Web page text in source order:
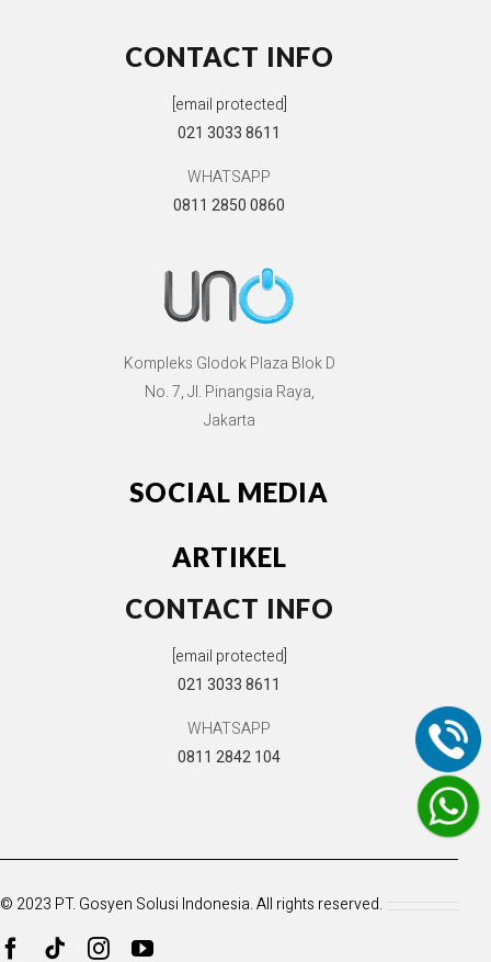
CONTACT INFO
[email protected]
021 3033 8611
WHATSAPP
0811 2850 0860
Kompleks Glodok Plaza Blok D
No. 7, Jl. Pinangsia Raya,
Jakarta
SOCIAL MEDIA
ARTIKEL
CONTACT INFO
[email protected]
021 3033 8611
WHATSAPP
0811 2842 104
© 2023 PT. Gosyen Solusi Indonesia. All rights reserved.